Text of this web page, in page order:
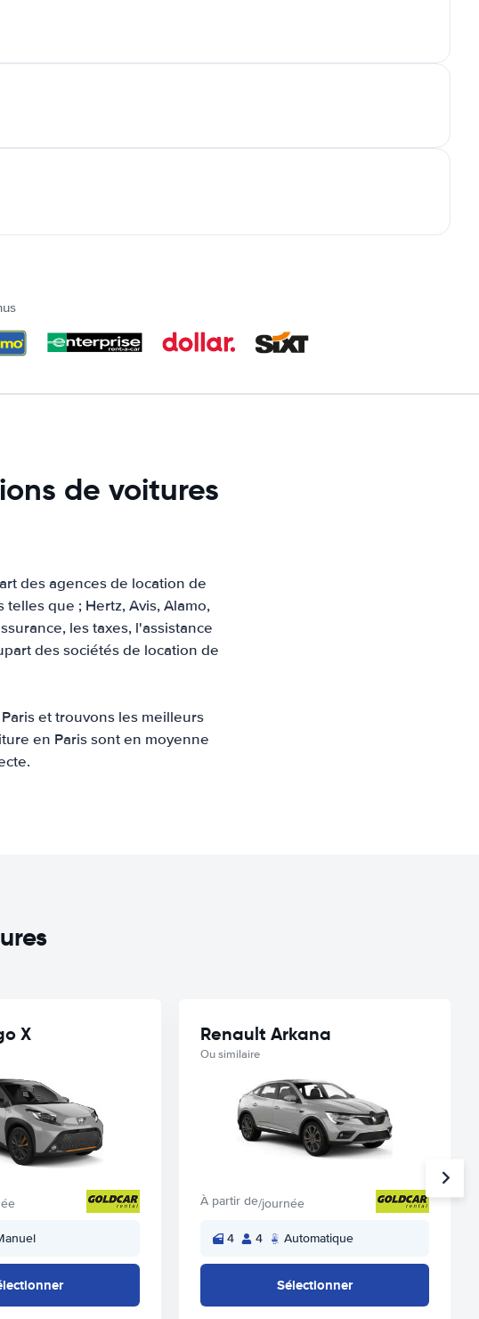
de voitures
des agences de location de
que ; Hertz, Avis, Alamo,
les taxes, l'assistance
des sociétés de location de
et trouvons les meilleurs
en Paris sont en moyenne
X Renault Arkana
Ou similaire
À partir de/journée
4 4 Automatique
Sélectionner